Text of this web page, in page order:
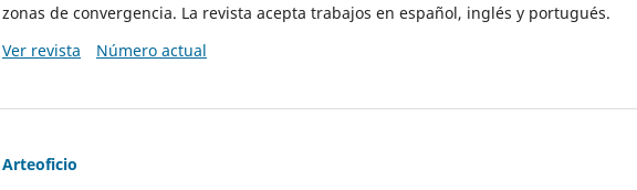
zonas de convergencia. La revista acepta trabajos en español, inglés y portugués.
Ver revista
Número actual
Arteoficio